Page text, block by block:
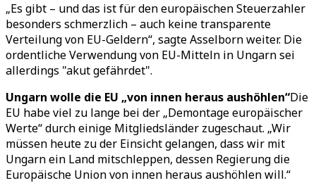
„Es gibt – und das ist für den europäischen Steuerzahler
besonders schmerzlich – auch keine transparente
Verteilung von EU-Geldern“, sagte Asselborn weiter. Die
ordentliche Verwendung von EU-Mitteln in Ungarn sei
allerdings "akut gefährdet".
Ungarn wolle die EU „von innen heraus aushöhlen“Die
EU habe viel zu lange bei der „Demontage europäischer
Werte“ durch einige Mitgliedsländer zugeschaut. „Wir
müssen heute zu der Einsicht gelangen, dass wir mit
Ungarn ein Land mitschleppen, dessen Regierung die
Europäische Union von innen heraus aushöhlen will.“